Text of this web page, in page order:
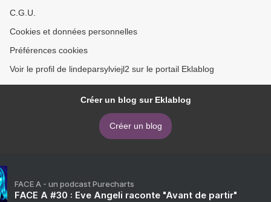
C.G.U.
Cookies et données personnelles
Préférences cookies
Voir le profil de lindeparsylviejl2 sur le portail Eklablog
Créer un blog sur Eklablog
Créer un blog
FACE A - un podcast Purecharts
FACE A #30 : Eve Angeli raconte "Avant de partir"